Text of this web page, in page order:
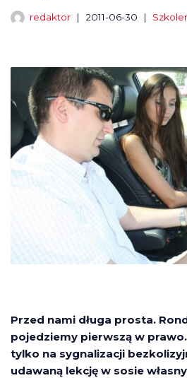
redaktor 2011-06-30
Przed nami długa prosta.
pojedziemy pierwszą w
tylko na sygnalizacji
udawaną lekcję w sosie